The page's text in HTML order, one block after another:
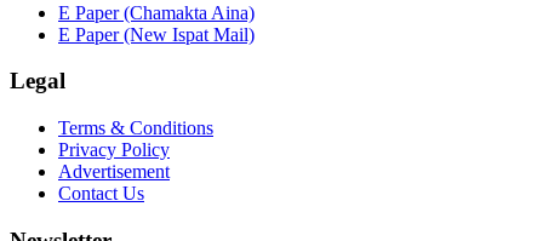
E Paper (Chamakta Aina)
E Paper (New Ispat Mail)
Legal
Terms & Conditions
Privacy Policy
Advertisement
Contact Us